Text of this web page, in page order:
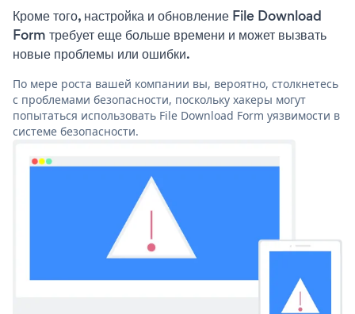
Кроме того, настройка и обновление File Download
Form требует еще больше времени и может вызвать
новые проблемы или ошибки.
По мере роста вашей компании вы, вероятно, столкнетесь
с проблемами безопасности, поскольку хакеры могут
попытаться использовать File Download Form уязвимости в
системе безопасности.